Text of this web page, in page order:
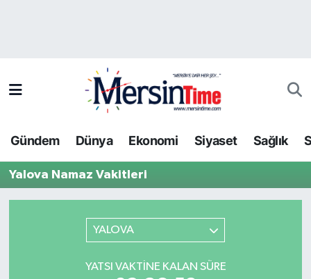
Gündem Dünya Ekonomi Siyaset Sağlık
Yalova Namaz Vakitleri
YALOVA
YATSI VAKTINE KALAN SÜRE
Bilim-Teknoloji
Dünya
Gündem
Trafik Durumu
Tüm Manşetler
Haber Arşivi